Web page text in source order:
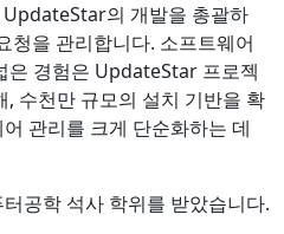
의 개발을 총괄하
청을 관리합니다. 소프트웨어
은 경험은 UpdateStar 프로젝
수천만 규모의 설치 기반을 확
관리를 크게 단순화하는 데
공학 석사 학위를 받았습니다.